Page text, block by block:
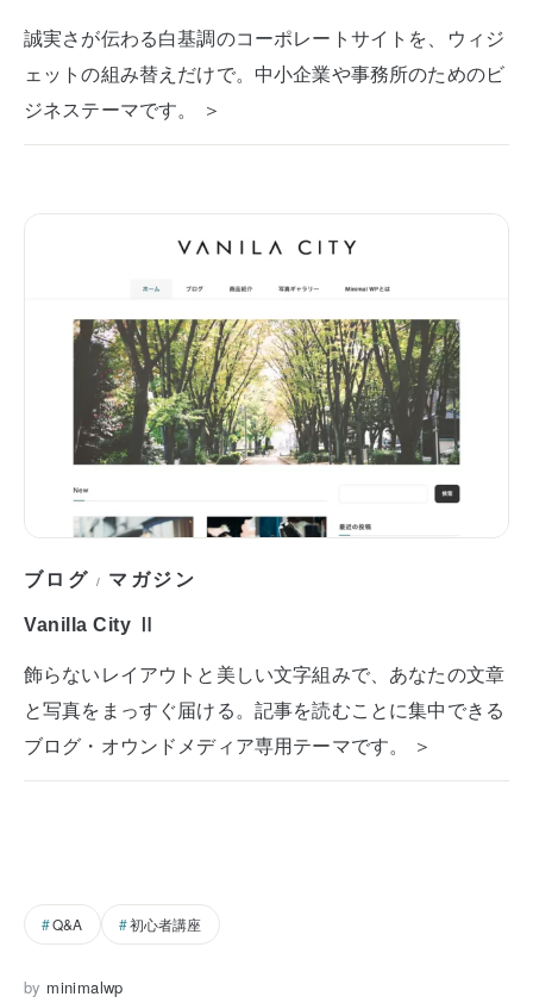
誠実さが伝わる白基調のコーポレートサイトを、ウィジ
ェットの組み替えだけで。中小企業や事務所のためのビ
ジネステーマです。 ＞
ブログ / マガジン
Vanilla City Ⅱ
飾らないレイアウトと美しい文字組みで、あなたの文章
と写真をまっすぐ届ける。記事を読むことに集中できる
ブログ・オウンドメディア専用テーマです。 ＞
Q&A 初心者講座
by minimalwp